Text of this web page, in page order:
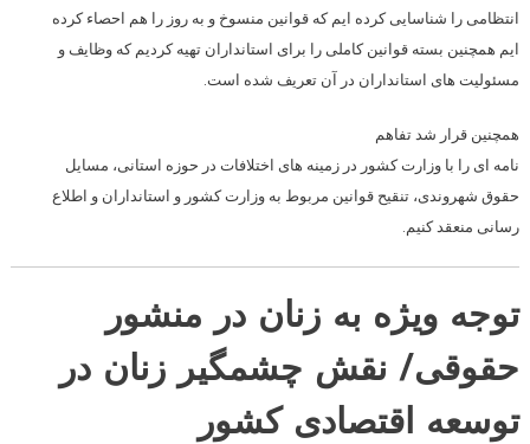
انتظامی را شناسایی کرده ایم که قوانین منسوخ و به روز را هم احصاء کرده
ایم همچنین بسته قوانین کاملی را برای استانداران تهیه کردیم که وظایف و
مسئولیت های استانداران در آن تعریف شده است.
همچنین قرار شد تفاهم
نامه ای را با وزارت کشور در زمینه های اختلافات در حوزه استانی، مسایل
حقوق شهروندی، تنقیح قوانین مربوط به وزارت کشور و استانداران و اطلاع
رسانی منعقد کنیم.
توجه ویژه به زنان در منشور
حقوقی/ نقش چشمگیر زنان در
توسعه اقتصادی کشور